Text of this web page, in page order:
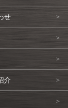
せ
介